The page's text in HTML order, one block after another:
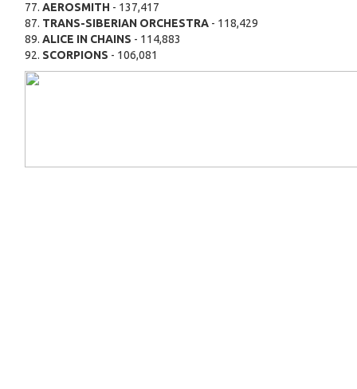
77. AEROSMITH - 137,417
87. TRANS-SIBERIAN ORCHESTRA - 118,429
89. ALICE IN CHAINS - 114,883
92. SCORPIONS - 106,081